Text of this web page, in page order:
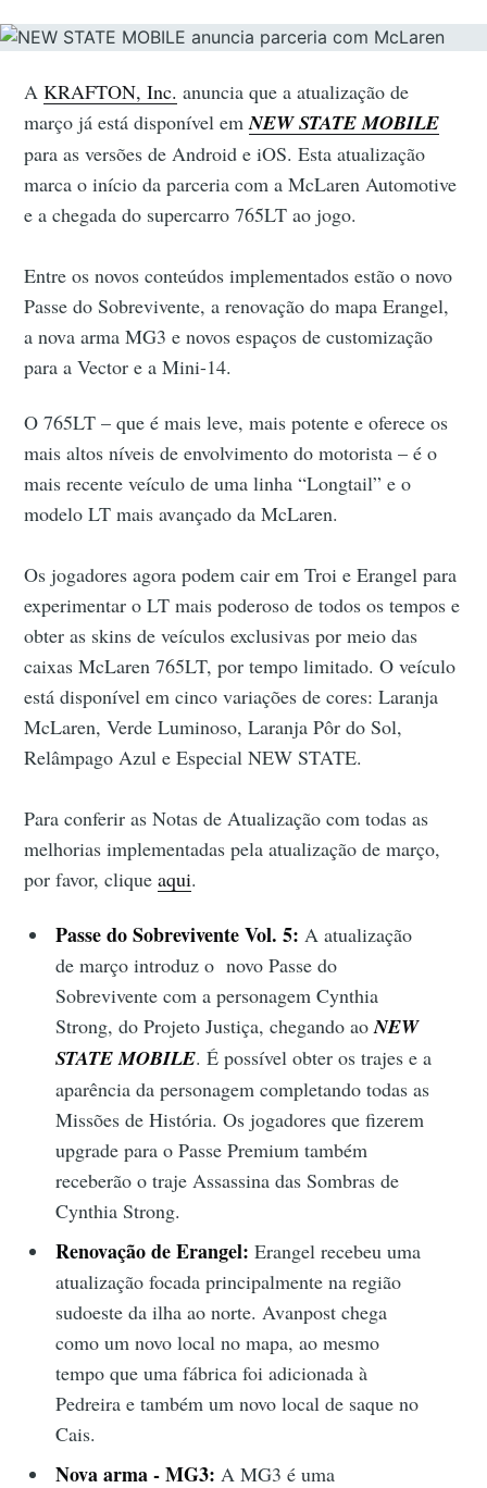
AKRAFTON, Inc. anuncia que a atualização de
março já está disponível emNEW STATE MOBILE
para as versões de Android e iOS. Esta atualização
marca o início da parceria com a McLaren Automotive
e a chegada do supercarro 765LT ao jogo.
Entre os novos conteúdos implementados estão o novo
Passe do Sobrevivente, a renovação do mapa Erangel,
a nova arma MG3 e novos espaços de customização
para a Vector e a Mini-14.
O 765LT – que é mais leve, mais potente e oferece os
mais altos níveis de envolvimento do motorista – é o
mais recente veículo de uma linha “Longtail” e o
modelo LT mais avançado da McLaren.
Os jogadores agora podem cair em Troi e Erangel para
experimentar o LT mais poderoso de todos os tempos e
obter as skins de veículos exclusivas por meio das
caixas McLaren 765LT, por tempo limitado. O veículo
está disponível em cinco variações de cores: Laranja
McLaren, Verde Luminoso, Laranja Pôr do Sol,
Relâmpago Azul e Especial NEW STATE.
Para conferir as Notas de Atualização com todas as
melhorias implementadas pela atualização de março,
por favor, cliqueaqui.
Passe do Sobrevivente Vol. 5:A atualização
de março introduz o novo Passe do
Sobrevivente com a personagem Cynthia
Strong, do Projeto Justiça, chegando aoNEW
STATE MOBILE. É possível obter os trajes e a
aparência da personagem completando todas as
Missões de História. Os jogadores que fizerem
upgrade para o Passe Premium também
receberão o traje Assassina das Sombras de
Cynthia Strong.
Renovação de Erangel:Erangel recebeu uma
atualização focada principalmente na região
sudoeste da ilha ao norte. Avanpost chega
como um novo local no mapa, ao mesmo
tempo que uma fábrica foi adicionada à
Pedreira e também um novo local de saque no
Cais.
Nova arma - MG3: A MG3 é uma